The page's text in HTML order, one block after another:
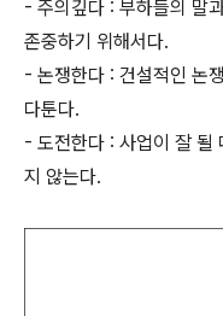
- 주의깊다 : 부하들의 말
존중하기 위해서다.
- 논쟁한다 : 건설적인 논
다툰다.
- 도전한다 : 사업이 잘 될
지 않는다.